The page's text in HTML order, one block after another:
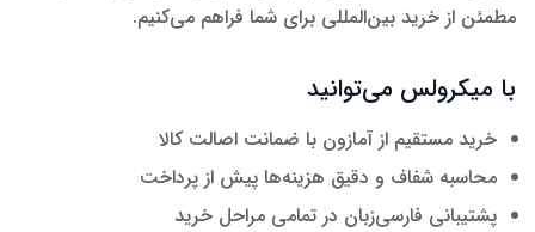
مطمئن از خرید بین‌المللی برای شما فراهم می‌کنیم.
با میکرولس می‌توانید
خرید مستقیم از آمازون با ضمانت اصالت کالا
محاسبه شفاف و دقیق هزینه‌ها پیش از پرداخت
پشتیبانی فارسی‌زبان در تمامی مراحل خرید